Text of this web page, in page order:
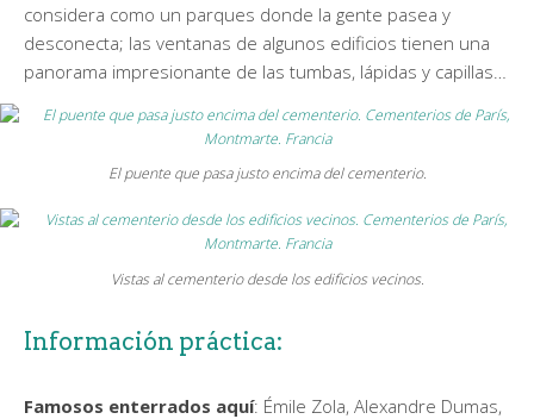
considera como un parques donde la gente pasea y
desconecta; las ventanas de algunos edificios tienen una
panorama impresionante de las tumbas, lápidas y capillas…
El puente que pasa justo encima del cementerio.
Vistas al cementerio desde los edificios vecinos.
Información práctica:
Famosos enterrados aquí: Émile Zola, Alexandre Dumas,